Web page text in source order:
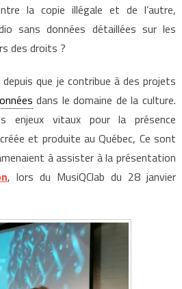
la copie illégale et de l’autre,
sans données détaillées sur les
des droits ?
que je contribue à des projets
dans le domaine de la culture.
enjeux vitaux pour la présence
et produite au Québec, Ce sont
à assister à la présentation
, lors du MusiQClab du 28 janvier